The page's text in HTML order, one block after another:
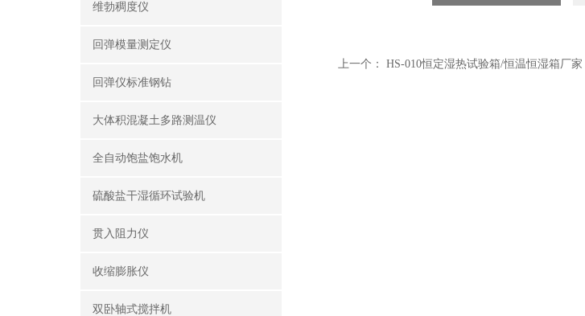
维勃稠度仪
回弹模量测定仪
回弹仪标准钢钻
大体积混凝土多路测温仪
全自动饱盐饱水机
硫酸盐干湿循环试验机
贯入阻力仪
收缩膨胀仪
双卧轴式搅拌机
上一个： HS-010恒定湿热试验箱/恒温恒湿箱厂家